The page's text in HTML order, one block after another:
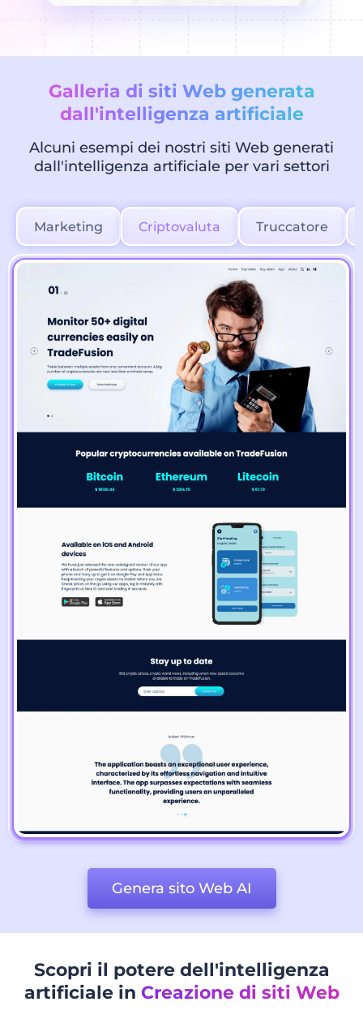
Galleria di siti Web generata
dall'intelligenza artificiale
Alcuni esempi dei nostri siti Web generati
dall'intelligenza artificiale per vari settori
Marketing Criptovaluta Truccatore
Genera sito Web AI
Scopri il potere dell'intelligenza
artificiale in Creazione di siti Web